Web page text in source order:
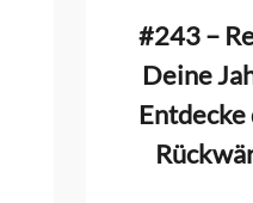
#243 –
Deine